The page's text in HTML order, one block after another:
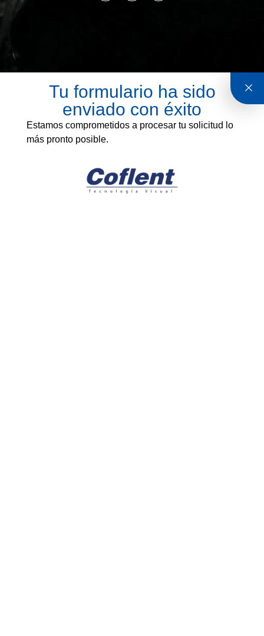
Tu formulario ha sido
enviado con éxito
Estamos comprometidos a procesar tu solicitud lo
más pronto posible.